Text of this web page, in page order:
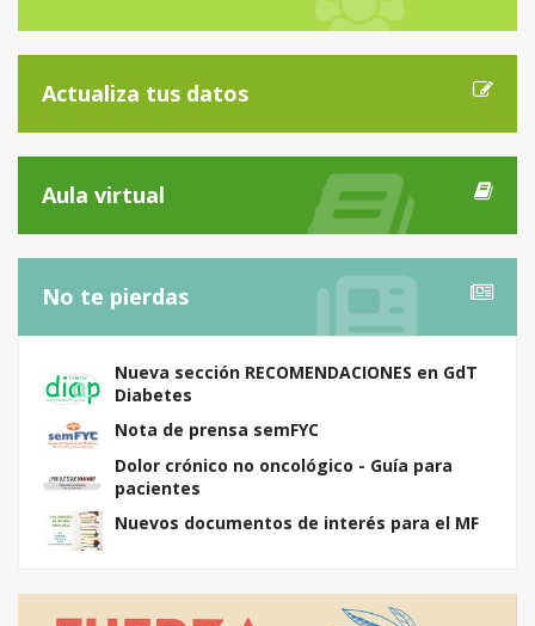
Actualiza tus datos
Aula virtual
No te pierdas
Nueva sección RECOMENDACIONES en GdT
Diabetes
Nota de prensa semFYC
Dolor crónico no oncológico - Guía para
pacientes
Nuevos documentos de interés para el MF